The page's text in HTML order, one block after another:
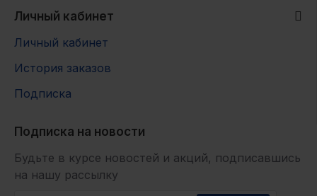
Личный кабинет
Личный кабинет
История заказов
Подписка
Подписка на новости
Будьте в курсе новостей и акций, подписавшись
на нашу рассылку